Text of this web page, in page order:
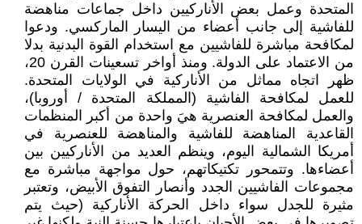
المتحدة وعمل بعض الأناركيين داخل جماعات مناهضة
للفاشية إلى جانب أعضاء من اليسار الماركسي. ودعوا
لمكافحة مباشرة للفاشيين مع استخدام القوة البدنية بدلا
من الاعتماد على الدولة. ومنذ أواخر تسعينات القرن 20،
ظهر اتجاه مماثل من الأناركية في الولايات المتحدة.
للعمل لمكافحة الفاشية (المملكة المتحدة / أوروبا)،
والعمل لمكافحة العنصرية هيَ واحدة من أكبر المنظمات
القاعدية المناهضة للفاشية والمناهضة للعنصرية في
أمريكا الشمالية اليوم، وينظم العديد من الأناركيين بين
أعضاءها. وتتمحور تكتيكاتهم، حول مواجهة مباشرة مع
مجموعات الفاشيين الجدد وأنصار التفوق الأبيض، وتعتبر
مثيرة للجدل سواء داخل الحركة الأناركية (حيث يتم